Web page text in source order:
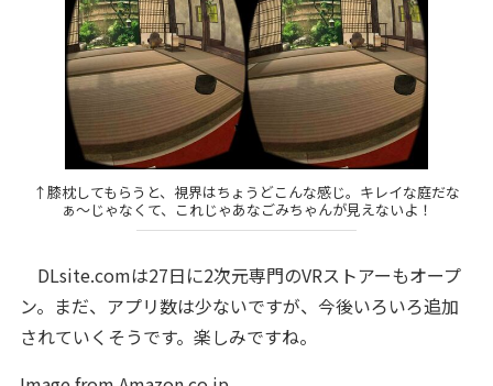
↑膝枕してもらうと、視界はちょうどこんな感じ。キレイな庭だな
ぁ～じゃなくて、これじゃあなごみちゃんが見えないよ！
DLsite.comは27日に2次元専門のVRストアーもオープ
ン。まだ、アプリ数は少ないですが、今後いろいろ追加
されていくそうです。楽しみですね。